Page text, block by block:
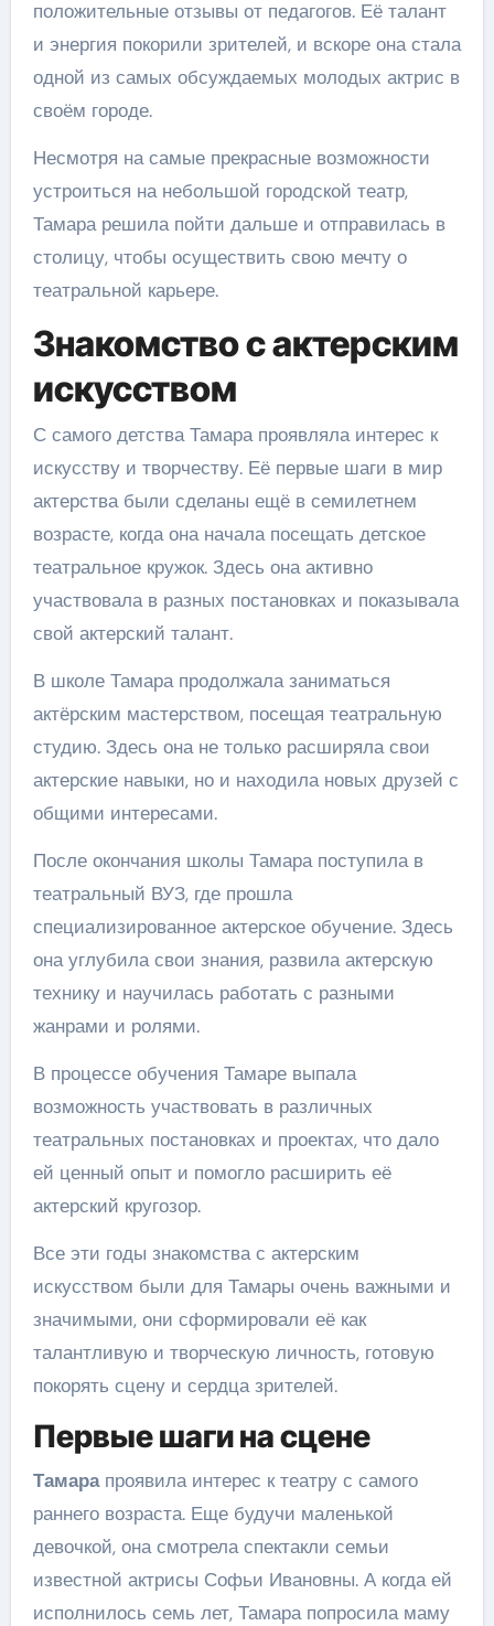
положительные отзывы от педагогов. Её талант
и энергия покорили зрителей, и вскоре она стала
одной из самых обсуждаемых молодых актрис в
своём городе.
Несмотря на самые прекрасные возможности
устроиться на небольшой городской театр,
Тамара решила пойти дальше и отправилась в
столицу, чтобы осуществить свою мечту о
театральной карьере.
Знакомство с актерским
искусством
С самого детства Тамара проявляла интерес к
искусству и творчеству. Её первые шаги в мир
актерства были сделаны ещё в семилетнем
возрасте, когда она начала посещать детское
театральное кружок. Здесь она активно
участвовала в разных постановках и показывала
свой актерский талант.
В школе Тамара продолжала заниматься
актёрским мастерством, посещая театральную
студию. Здесь она не только расширяла свои
актерские навыки, но и находила новых друзей с
общими интересами.
После окончания школы Тамара поступила в
театральный ВУЗ, где прошла
специализированное актерское обучение. Здесь
она углубила свои знания, развила актерскую
технику и научилась работать с разными
жанрами и ролями.
В процессе обучения Тамаре выпала
возможность участвовать в различных
театральных постановках и проектах, что дало
ей ценный опыт и помогло расширить её
актерский кругозор.
Все эти годы знакомства с актерским
искусством были для Тамары очень важными и
значимыми, они сформировали её как
талантливую и творческую личность, готовую
покорять сцену и сердца зрителей.
Первые шаги на сцене
Тамарапроявила интерес к театру с самого
раннего возраста. Еще будучи маленькой
девочкой, она смотрела спектакли семьи
известной актрисы Софьи Ивановны. А когда ей
исполнилось семь лет, Тамара попросила маму